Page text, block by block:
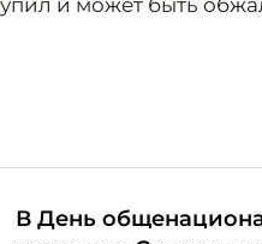
и может быть
В День